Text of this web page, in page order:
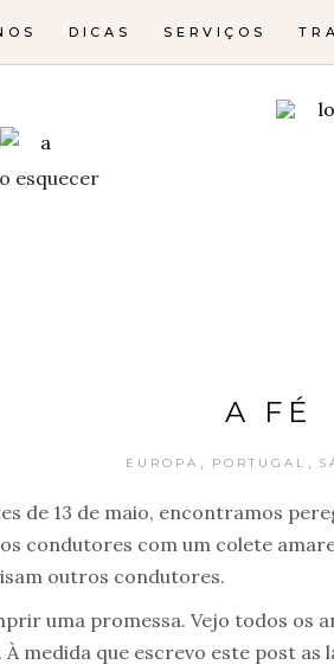
DICAS SERVIÇOS
esquecer
A FÉ
EUROPA PORTUGAL
de 13 de maio, encontramos
condutores com um colete
outros condutores.
uma promessa. Vejo todos os
À medida que escrevo este post